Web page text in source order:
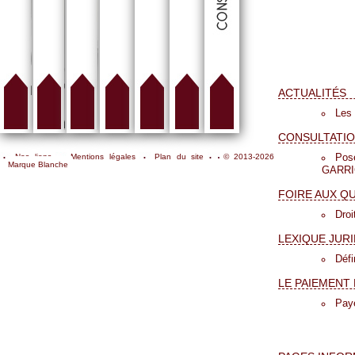
ACTUALITÉS
FOIRE AUX
LEXIQUE
LE PAIEMENT
Nos liens Mentions légales Plan du site
© 2013-2026
Marque Blanche